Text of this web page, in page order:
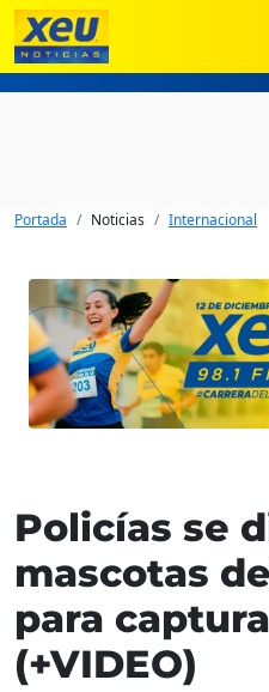
Portada Noticias Internacional
Policías se
mascotas
para
(+VIDEO)